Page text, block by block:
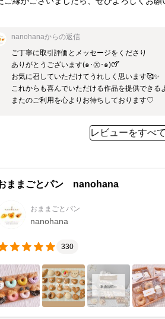
nanohanaからの返信
ご丁寧に取引評価とメッセージをくださり
ありがとうございます(๑･㉨･๑)ꯁꯧ
お気に召していただけてうれしく思います🥰✨
これからも喜んでいただける作品を提供できる
またのご利用を心よりお待ちしております♡
レビューをすべ
ままごとパン nanohana
おままごとパン
nanohana
330